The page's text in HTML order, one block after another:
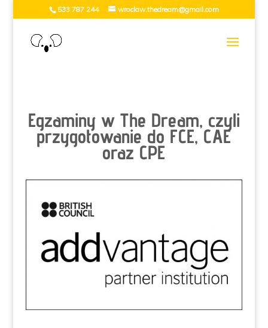
533 787 244 wroclaw.thedream@gmail.com
Egzaminy w The Dream, czyli
przygotowanie do FCE, CAE
oraz CPE